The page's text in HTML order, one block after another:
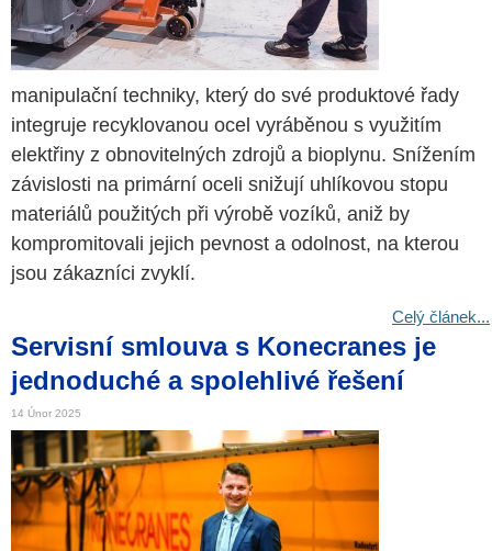
manipulační techniky, který do své produktové řady
integruje recyklovanou ocel vyráběnou s využitím
elektřiny z obnovitelných zdrojů a bioplynu. Snížením
závislosti na primární oceli snižují uhlíkovou stopu
materiálů použitých při výrobě vozíků, aniž by
kompromitovali jejich pevnost a odolnost, na kterou
jsou zákazníci zvyklí.
Celý článek...
Servisní smlouva s Konecranes je
jednoduché a spolehlivé řešení
14 Únor 2025